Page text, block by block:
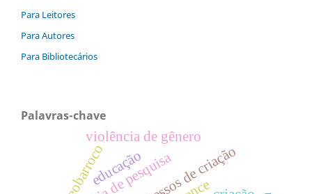
Para Leitores
Para Autores
Para Bibliotecários
Palavras-chave
neobarroco
violência de gênero
educação